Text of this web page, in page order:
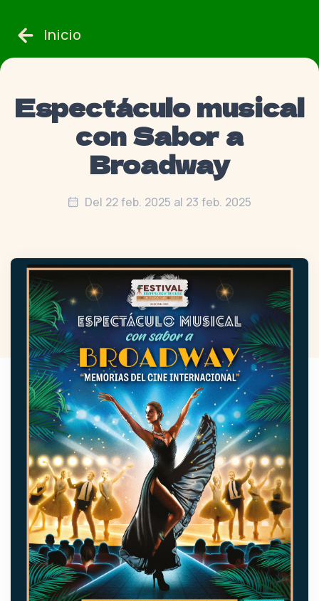
Inicio
Espectáculo musical
con Sabor a
Broadway
Del 22 feb. 2025 al 23 feb. 2025